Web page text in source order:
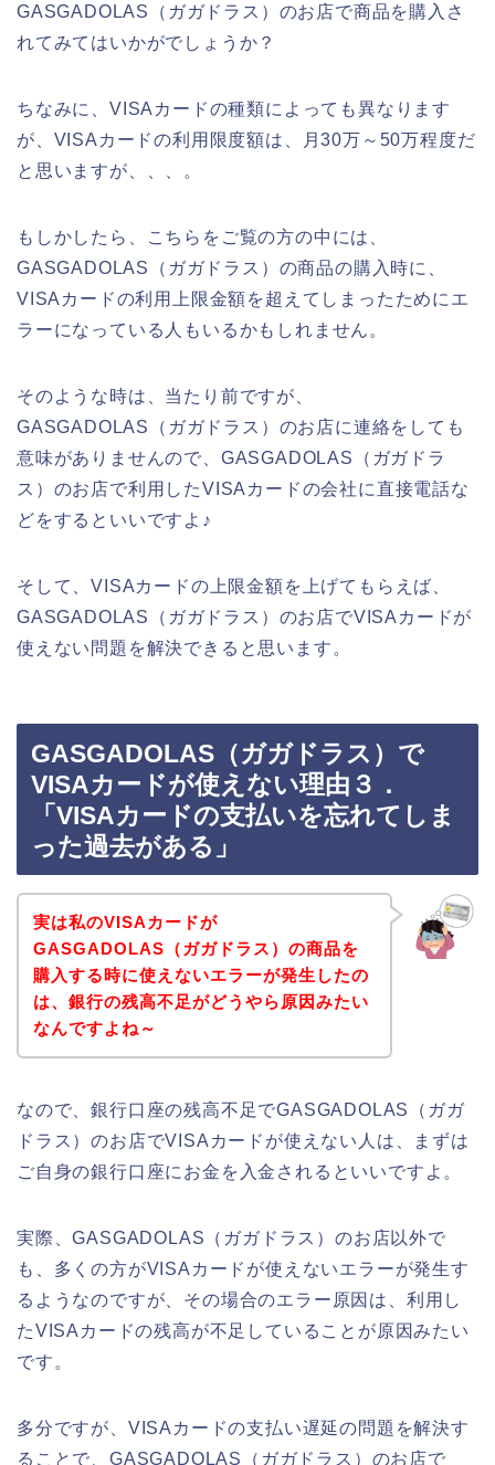
GASGADOLAS（ガガドラス）のお店で商品を購入さ
れてみてはいかがでしょうか？
ちなみに、VISAカードの種類によっても異なります
が、VISAカードの利用限度額は、月30万～50万程度だ
と思いますが、、、。
もしかしたら、こちらをご覧の方の中には、
GASGADOLAS（ガガドラス）の商品の購入時に、
VISAカードの利用上限金額を超えてしまったためにエ
ラーになっている人もいるかもしれません。
そのような時は、当たり前ですが、
GASGADOLAS（ガガドラス）のお店に連絡をしても
意味がありませんので、GASGADOLAS（ガガドラ
ス）のお店で利用したVISAカードの会社に直接電話な
どをするといいですよ♪
そして、VISAカードの上限金額を上げてもらえば、
GASGADOLAS（ガガドラス）のお店でVISAカードが
使えない問題を解決できると思います。
GASGADOLAS（ガガドラス）で
VISAカードが使えない理由３．
「VISAカードの支払いを忘れてしま
った過去がある」
実は私のVISAカードが
GASGADOLAS（ガガドラス）の商品を
購入する時に使えないエラーが発生したの
は、銀行の残高不足がどうやら原因みたい
なんですよね～
なので、銀行口座の残高不足でGASGADOLAS（ガガ
ドラス）のお店でVISAカードが使えない人は、まずは
ご自身の銀行口座にお金を入金されるといいですよ。
実際、GASGADOLAS（ガガドラス）のお店以外で
も、多くの方がVISAカードが使えないエラーが発生す
るようなのですが、その場合のエラー原因は、利用し
たVISAカードの残高が不足していることが原因みたい
です。
多分ですが、VISAカードの支払い遅延の問題を解決す
ることで、GASGADOLAS（ガガドラス）のお店で